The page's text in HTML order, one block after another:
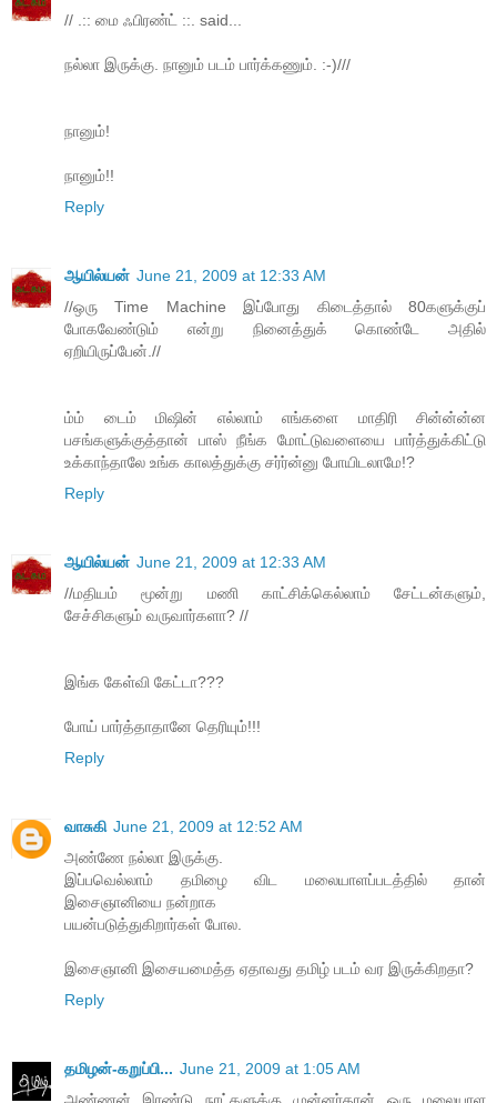
// .:: மை ஃபிரண்ட் ::. said...
நல்லா இருக்கு. நானும் படம் பார்க்கணும். :-)///
நானும்!
நானும்!!
Reply
ஆயில்யன் June 21, 2009 at 12:33 AM
//ஒரு Time Machine இப்போது கிடைத்தால் 80களுக்குப்
போகவேண்டும் என்று நினைத்துக் கொண்டே அதில்
ஏறியிருப்பேன்.//
ம்ம் டைம் மிஷின் எல்லாம் எங்களை மாதிரி சின்ன்ன்ன
பசங்களுக்குத்தான் பாஸ் நீங்க மோட்டுவளையை பார்த்துக்கிட்டு
உக்காந்தாலே உங்க காலத்துக்கு சர்ர்ன்னு போயிடலாமே!?
Reply
ஆயில்யன் June 21, 2009 at 12:33 AM
//மதியம் மூன்று மணி காட்சிக்கெல்லாம் சேட்டன்களும்,
சேச்சிகளும் வருவார்களா? //
இங்க கேள்வி கேட்டா???
போய் பார்த்தாதானே தெரியும்!!!
Reply
வாசுகி June 21, 2009 at 12:52 AM
அண்ணே நல்லா இருக்கு.
இப்பவெல்லாம் தமிழை விட மலையாளப்படத்தில் தான்
இசைஞானியை நன்றாக‌
பயன்படுத்துகிறார்கள் போல.
இசைஞானி இசையமைத்த ஏதாவது தமிழ் படம் வர இருக்கிறதா?
Reply
தமிழன்-கறுப்பி... June 21, 2009 at 1:05 AM